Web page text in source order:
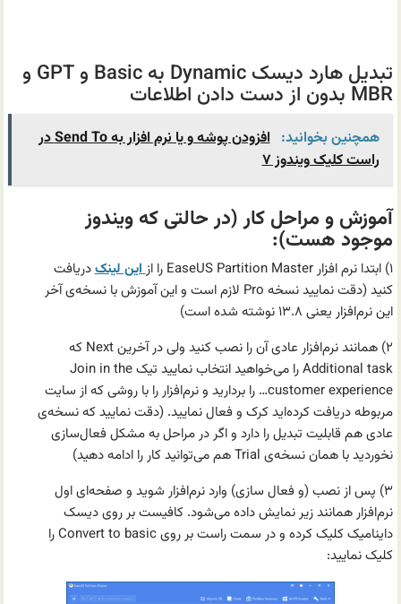
تبدیل هارد دیسک Dynamic به Basic و GPT و
MBR بدون از دست دادن اطلاعات
همچنین بخوانید:
افزودن پوشه و یا نرم افزار به Send To در
راست کلیک ویندوز ۷
آموزش و مراحل کار (در حالتی که ویندوز
موجود هست):
۱) ابتدا نرم افزار EaseUS Partition Master را از این لینکدریافت
کنید (دقت نمایید نسخه Pro لازم است و این آموزش با نسخه‌ی آخر
این نرم‌افزار یعنی ۱۳.۸ نوشته شده است)
۲) همانند نرم‌افزار عادی آن را نصب کنید ولی در آخرین Next که
Additional task را می‌خواهید انتخاب نمایید تیک Join in the
customer experience… را بردارید و نرم‌افزار را با روشی که از سایت
مربوطه دریافت کرده‌اید کرک و فعال نمایید. (دقت نمایید که نسخه‌ی
عادی هم قابلیت تبدیل را دارد و اگر در مراحل به مشکل فعال‌سازی
نخوردید با همان نسخه‌ی Trial هم می‌توانید کار را ادامه دهید)
۳) پس از نصب (و فعال سازی) وارد نرم‌افزار شوید و صفحه‌ای اول
نرم‌افزار همانند زیر نمایش داده می‌شود. کافیست بر روی دیسک
داینامیک کلیک کرده و در سمت راست بر روی Convert to basic‌ را
کلیک نمایید: